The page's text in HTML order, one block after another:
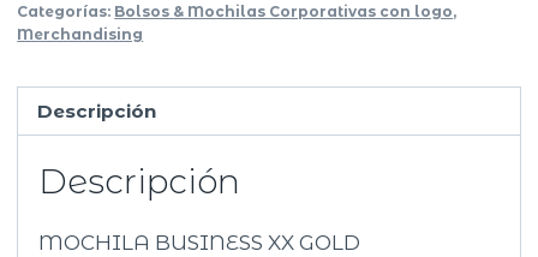
Categorías: Bolsos & Mochilas Corporativas con logo,
Merchandising
Descripción
Descripción
MOCHILA BUSINESS XX GOLD